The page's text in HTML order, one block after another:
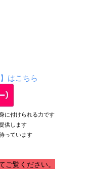
はこちら
に付けられる力です
供します
っています
覧ください。